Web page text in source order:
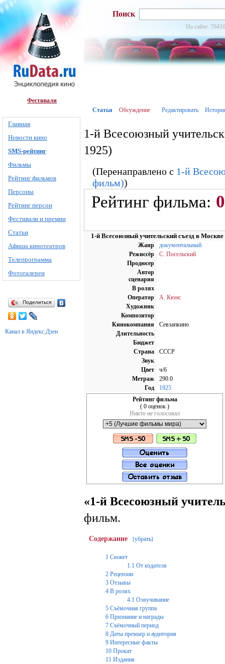
Фестивали
Главная
Новости кино
SMS-рейтинг
Фильмы
Рейтинг фильмов
Персоны
Рейтинг персон
Фестивали и премии
Статьи
Афиша кинотеатров
Телепрограмма
Фотогалереи
Поделиться
Канал в Яндекс.Дзен
Поиск
На сайте:
Статья Обсуждение Редактировать
1-й Всесоюзный
1925)
(Перенаправлено с 1-й
фильм))
Рейтинг фильма: 0
1-й Всесоюзный учительский съезд в Москве
Жанр
документальный
Режиссёр
С. Посельский
Продюсер
Автор
сценария
В ролях
Оператор
А. Кюнс
Художник
Композитор
Кинокомпания
Севзапкино
Длительность
Бюджет
Страна
СССР
Звук
Цвет
ч/б
Метраж
290.0
Год
1925
Рейтинг фильма
( 0 оценок )
Никто не голосовал
«1-й Всесоюзный
фильм.
Содержание [убрать]
1 Сюжет
1.1 От издателя
2 Рецензии
3 Отзывы
4 В ролях
4.1 Озвучивание
5 Съёмочная группа
6 Признание и награды
7 Съёмочный период
8 Даты премьер и аудитория
9 Интересные факты
10 Прокат
11 Издания